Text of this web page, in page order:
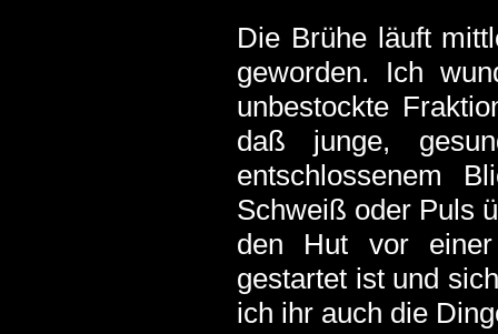
Die Brühe läuft
geworden. Ich
unbestockte
daß junge,
entschlossenem
Schweiß oder Puls
den Hut vor einer
gestartet ist und
ich ihr auch die